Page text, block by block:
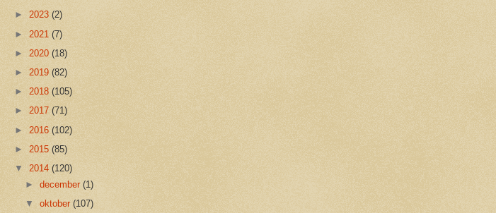
► 2023 (2)
► 2021 (7)
► 2020 (18)
► 2019 (82)
► 2018 (105)
► 2017 (71)
► 2016 (102)
► 2015 (85)
▼
2014 (120)
►december (1)
▼
oktober (107)